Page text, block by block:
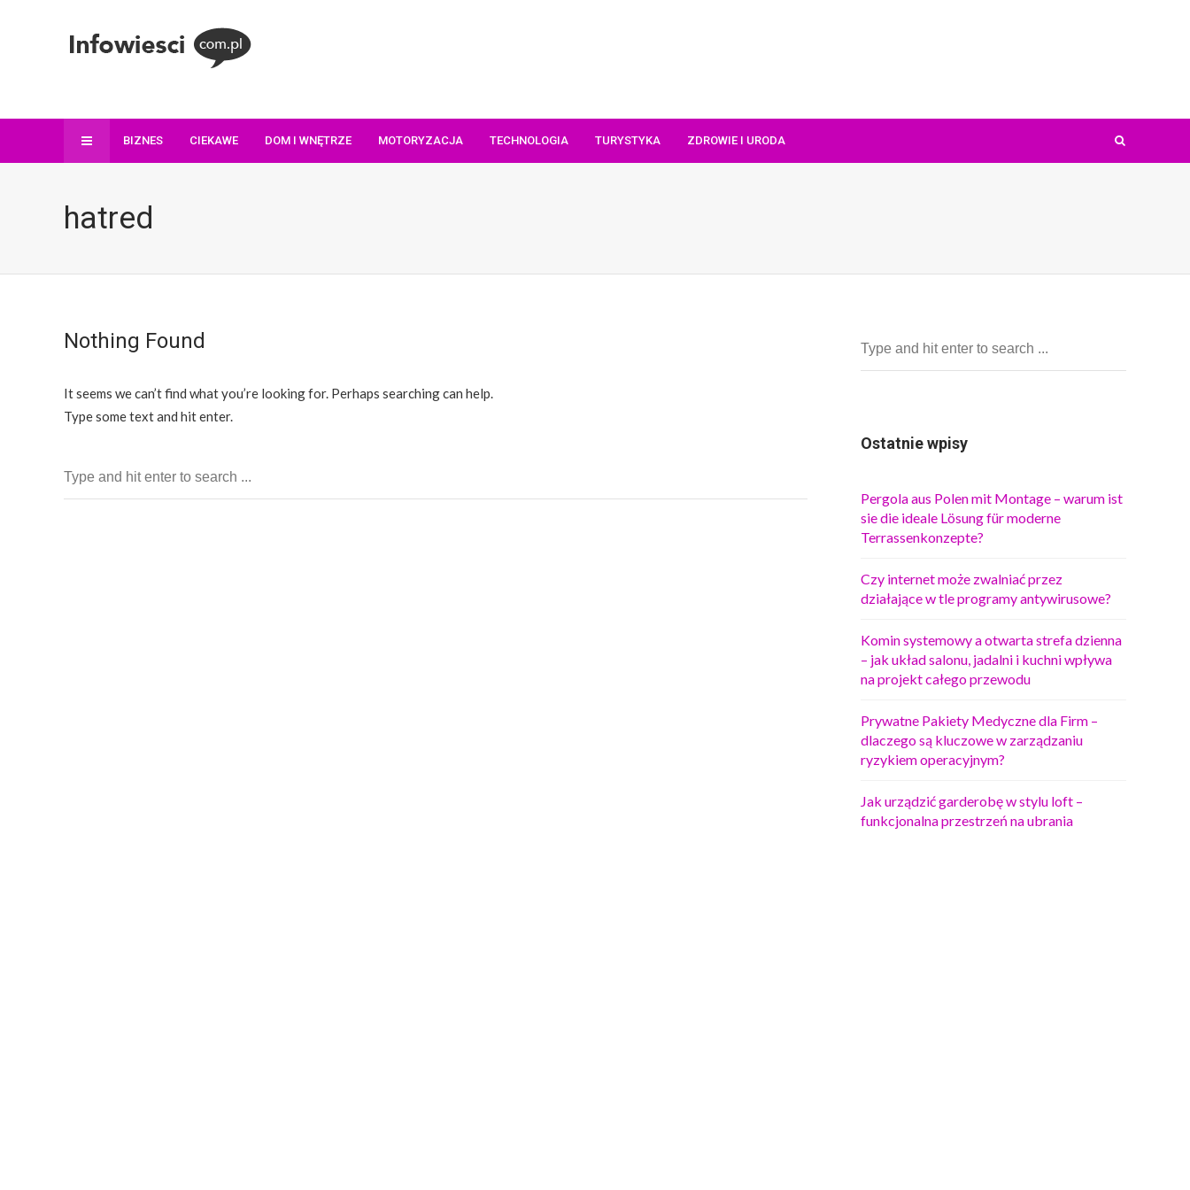
BIZNES CIEKAWE DOM I WNĘTRZE MOTORYZACJA TECHNOLOGIA TURYSTYKA ZDROWIE I URODA
hatred
Nothing Found
It seems we can’t find what you’re looking for. Perhaps searching can help.
Type some text and hit enter.
Ostatnie wpisy
Pergola aus Polen mit Montage – warum ist
sie die ideale Lösung für moderne
Terrassenkonzepte?
Czy internet może zwalniać przez
działające w tle programy antywirusowe?
Komin systemowy a otwarta strefa dzienna
– jak układ salonu, jadalni i kuchni wpływa
na projekt całego przewodu
Prywatne Pakiety Medyczne dla Firm –
dlaczego są kluczowe w zarządzaniu
ryzykiem operacyjnym?
Jak urządzić garderobę w stylu loft –
funkcjonalna przestrzeń na ubrania